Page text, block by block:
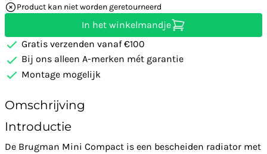
Product kan niet worden geretourneerd
In het winkelmandje
Gratis verzenden vanaf €100
Bij ons alleen A-merken mét garantie
Montage mogelijk
Omschrijving
Introductie
De Brugman Mini Compact is een bescheiden radiator met